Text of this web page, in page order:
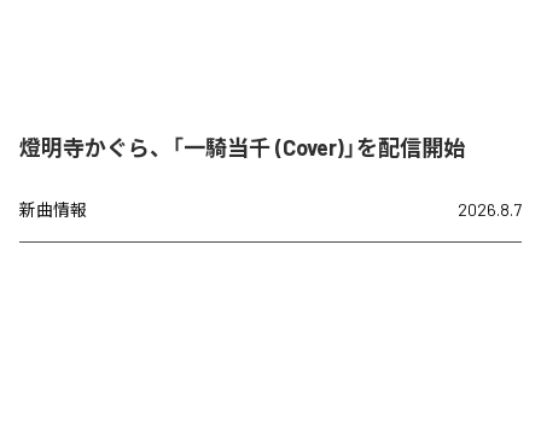
燈明寺かぐら、「一騎当千 (Cover)」を配信開始
新曲情報 2026.8.7